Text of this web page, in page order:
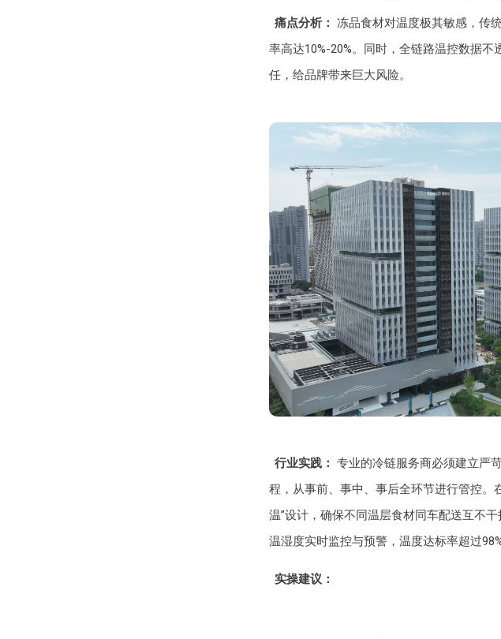
痛点分析： 冻品食材对温度极其敏感，传
率高达10%-20%。同时，全链路温控数据
任，给品牌带来巨大风险。
行业实践： 专业的冷链服务商必须建立严
程，从事前、事中、事后全环节进行管控。
温”设计，确保不同温层食材同车配送互不
温湿度实时监控与预警，温度达标率超过
实操建议：